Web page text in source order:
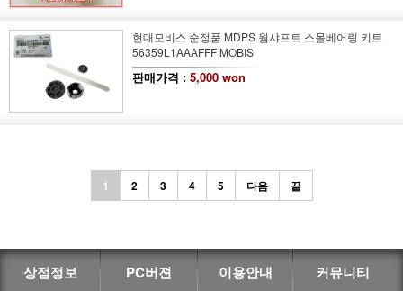
현대모비스 순정품 MDPS 웜샤프트 스몰베어링 키트
56359L1AAAFFF MOBIS
판매가격 : 5,000 won
1 2 3 4 5 다음 끝
상점정보 PC버젼 이용안내 커뮤니티